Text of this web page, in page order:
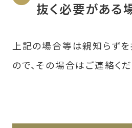
抜く必要がある
上記の場合等は親知らず
ので、その場合はご連絡くだ